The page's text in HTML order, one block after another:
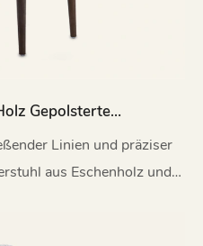
Gepolsterte
Meine202Linien und präziser
aus Eschenholz und